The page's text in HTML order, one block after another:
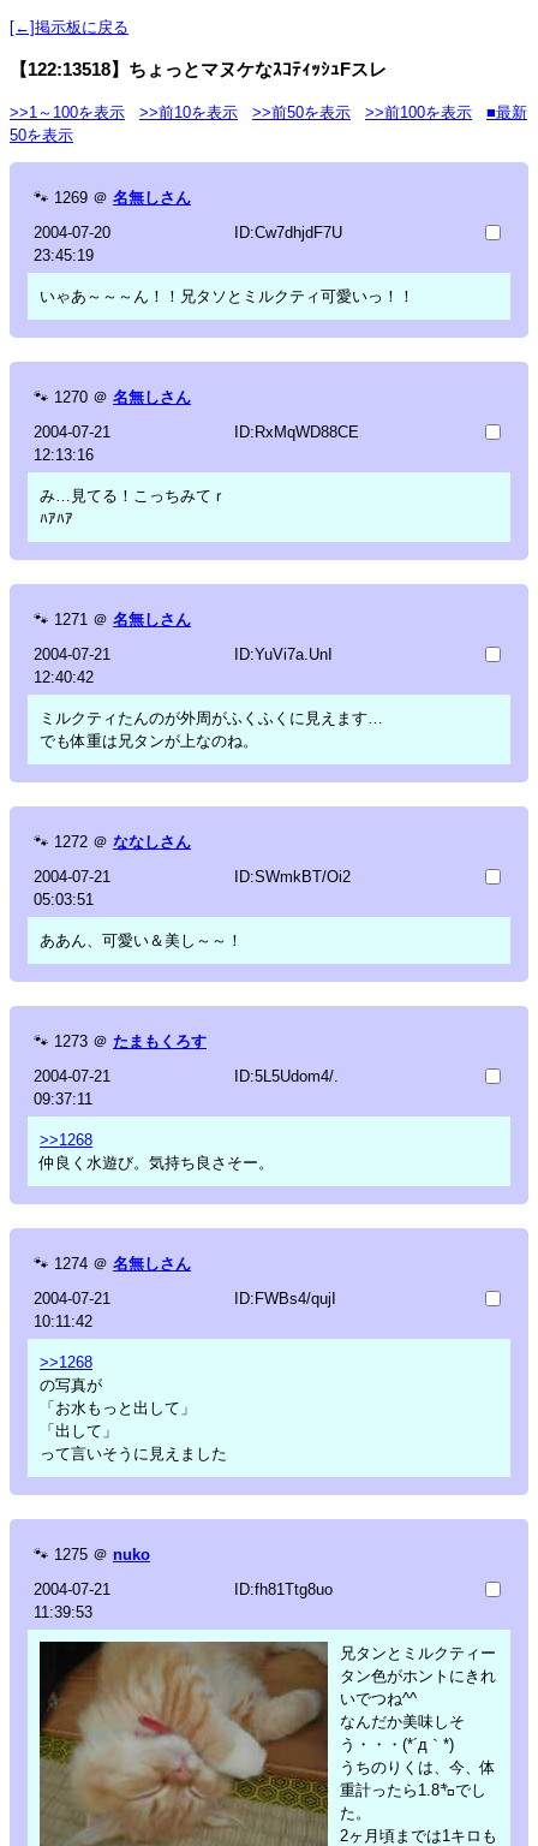
[←]掲示板に戻る
【122:13518】ちょっとマヌケなｽｺﾃｨｯｼｭFスレ
>>1～100を表示 >>前10を表示 >>前50を表示 >>前100を表示
■最新
50を表示
🐾 1269 ＠ 名無しさん
2004-07-20
23:45:19
ID:Cw7dhjdF7U
いゃあ～～～ん！！兄タソとミルクティ可愛いっ！！
🐾 1270 ＠ 名無しさん
2004-07-21
12:13:16
ID:RxMqWD88CE
み…見てる！こっちみてｒ
ﾊｱﾊｱ
🐾 1271 ＠ 名無しさん
2004-07-21
12:40:42
ID:YuVi7a.UnI
ミルクティたんのが外周がふくふくに見えます…
でも体重は兄タンが上なのね。
🐾 1272 ＠ ななしさん
2004-07-21
05:03:51
ID:SWmkBT/Oi2
ああん、可愛い＆美し～～！
🐾 1273 ＠ たまもくろす
2004-07-21
09:37:11
ID:5L5Udom4/.
>>1268
仲良く水遊び。気持ち良さそー。
🐾 1274 ＠ 名無しさん
2004-07-21
10:11:42
ID:FWBs4/qujI
>>1268
の写真が
「お水もっと出して」
「出して」
って言いそうに見えました
🐾 1275 ＠ nuko
2004-07-21
11:39:53
ID:fh81Ttg8uo
兄タンとミルクティー
タン色がホントにきれ
いでつね^^
なんだか美味しそ
う・・・(*´д｀*)
うちのりくは、今、体
重計ったら1.8㌔でし
た。
2ヶ月頃までは1キロも